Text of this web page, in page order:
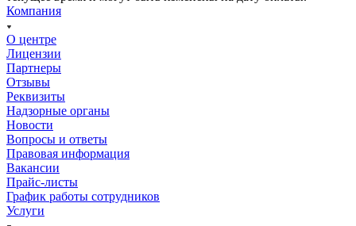
Компания
О центре
Лицензии
Партнеры
Отзывы
Реквизиты
Надзорные органы
Новости
Вопросы и ответы
Правовая информация
Вакансии
Прайс-листы
График работы сотрудников
Услуги